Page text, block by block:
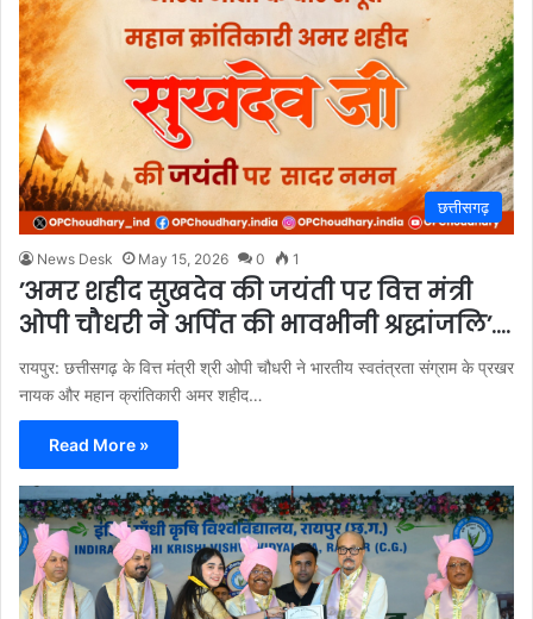
छत्तीसगढ़
News Desk May 15, 2026 0 1
’अमर शहीद सुखदेव की जयंती पर वित्त मंत्री
ओपी चौधरी ने अर्पित की भावभीनी श्रद्धांजलि’….
रायपुर: छत्तीसगढ़ के वित्त मंत्री श्री ओपी चौधरी ने भारतीय स्वतंत्रता संग्राम के प्रखर
नायक और महान क्रांतिकारी अमर शहीद…
Read More »